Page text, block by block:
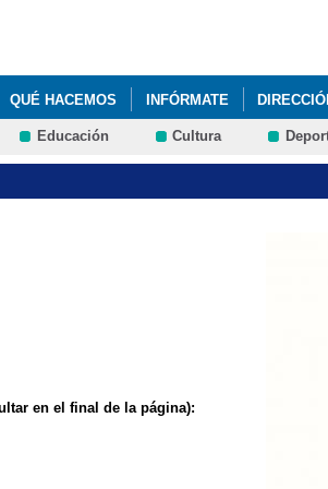
QUÉ HACEMOS INFÓRMATE
Educación Cultura
en el final de la página):